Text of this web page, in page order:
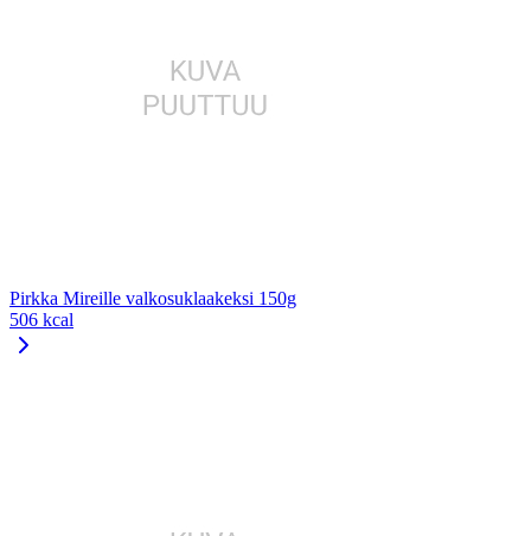
Pirkka Mireille valkosuklaakeksi 150g
506 kcal